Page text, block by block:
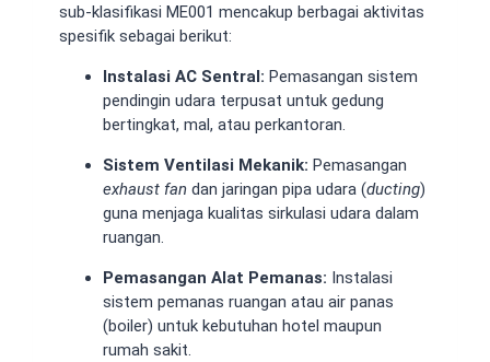
sub-klasifikasi ME001 mencakup berbagai aktivitas
spesifik sebagai berikut:
Instalasi AC Sentral: Pemasangan sistem
pendingin udara terpusat untuk gedung
bertingkat, mal, atau perkantoran.
Sistem Ventilasi Mekanik: Pemasangan
exhaust fan dan jaringan pipa udara (ducting)
guna menjaga kualitas sirkulasi udara dalam
ruangan.
Pemasangan Alat Pemanas: Instalasi
sistem pemanas ruangan atau air panas
(boiler) untuk kebutuhan hotel maupun
rumah sakit.